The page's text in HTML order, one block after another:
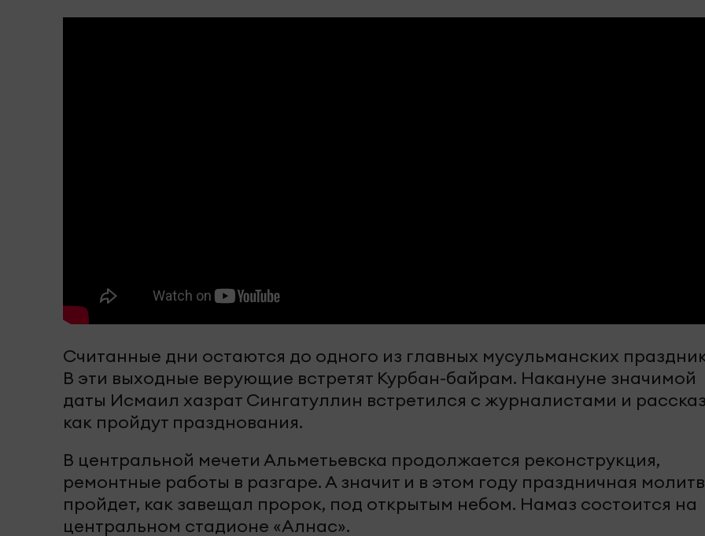
Считанные дни остаются до одного из главных мусульманских
В эти выходные верующие встретят Курбан-байрам. Накануне значимой
даты Исмаил хазрат Сингатуллин встретился с журналистами и
как пройдут празднования.
В центральной мечети Альметьевска продолжается реконструкция,
ремонтные работы в разгаре. А значит и в этом году праздничная
пройдет, как завещал пророк, под открытым небом. Намаз состоится на
центральном стадионе «Алнас».